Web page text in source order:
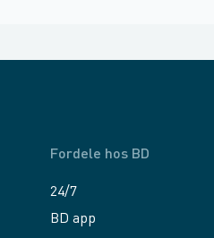
Fordele hos BD
24/7
BD app